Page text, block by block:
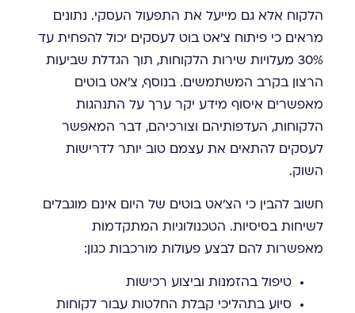
הלקוח אלא גם מייעל את התפעול העסקי. נתונים
מראים כי פיתוח צ'אט בוט לעסקים יכול להפחית עד
30% מעלויות שירות הלקוחות, תוך הגדלת שביעות
הרצון בקרב המשתמשים. בנוסף, צ'אט בוטים
מאפשרים איסוף מידע יקר ערך על התנהגות
הלקוחות, העדפותיהם וצורכיהם, דבר המאפשר
לעסקים להתאים את עצמם טוב יותר לדרישות
השוק.
חשוב להבין כי הצ'אט בוטים של היום אינם מוגבלים
לשיחות בסיסיות. הטכנולוגיות המתקדמות
מאפשרות להם לבצע פעולות מורכבות כגון:
טיפול בהזמנות וביצוע רכישות
סיוע בתהליכי קבלת החלטות עבור לקוחות